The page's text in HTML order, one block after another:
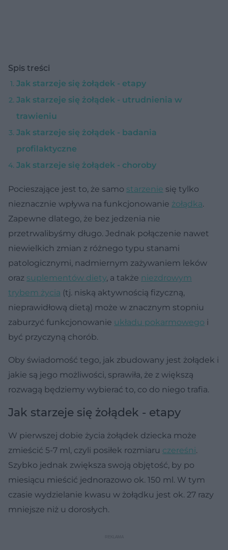
Spis treści
Jak starzeje się żołądek - etapy
Jak starzeje się żołądek - utrudnienia w
trawieniu
Jak starzeje się żołądek - badania
profilaktyczne
Jak starzeje się żołądek - choroby
Pocieszające jest to, że samo starzenie się tylko
nieznacznie wpływa na funkcjonowanie żołądka.
Zapewne dlatego, że bez jedzenia nie
przetrwalibyśmy długo. Jednak połączenie nawet
niewielkich zmian z różnego typu stanami
patologicznymi, nadmiernym zażywaniem leków
oraz suplementów diety, a także niezdrowym
trybem życia (tj. niską aktywnością fizyczną,
nieprawidłową dietą) może w znacznym stopniu
zaburzyć funkcjonowanie układu pokarmowego i
być przyczyną chorób.
Oby świadomość tego, jak zbudowany jest żołądek i
jakie są jego możliwości, sprawiła, że z większą
rozwagą będziemy wybierać to, co do niego trafia.
Jak starzeje się żołądek - etapy
W pierwszej dobie życia żołądek dziecka może
zmieścić 5-7 ml, czyli posiłek rozmiaru czereśni.
Szybko jednak zwiększa swoją objętość, by po
miesiącu mieścić jednorazowo ok. 150 ml. W tym
czasie wydzielanie kwasu w żołądku jest ok. 27 razy
mniejsze niż u dorosłych.